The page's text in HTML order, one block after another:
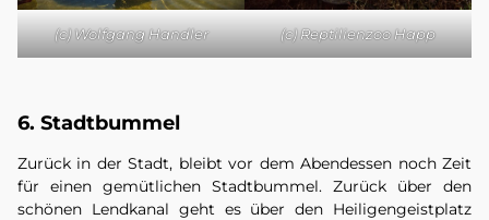
(c) Wolfgang Handler (c) Reptilienzoo Happ
6. Stadtbummel
Zurück in der Stadt, bleibt vor dem Abendessen noch Zeit
für einen gemütlichen Stadtbummel. Zurück über den
schönen Lendkanal geht es über den Heiligengeistplatz